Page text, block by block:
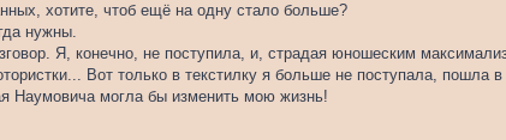
хотите, чтоб ещё на одну стало больше?
нужны.
Я, конечно, не поступила, и, страдая юношеским
Вот только в текстилку я больше не поступала, пошла
Наумовича могла бы изменить мою жизнь!